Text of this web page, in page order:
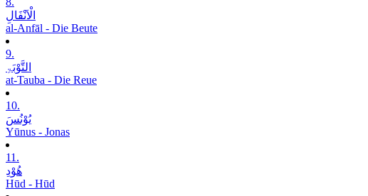
الْاَنْفَالِ
al-Anfāl - Die Beute
9.
التَّوْبَۃِ
at-Tauba - Die Reue
10.
یُوْنُسَ
Yūnus - Jonas
11.
ھُوْدِ
Hūd - Hūd